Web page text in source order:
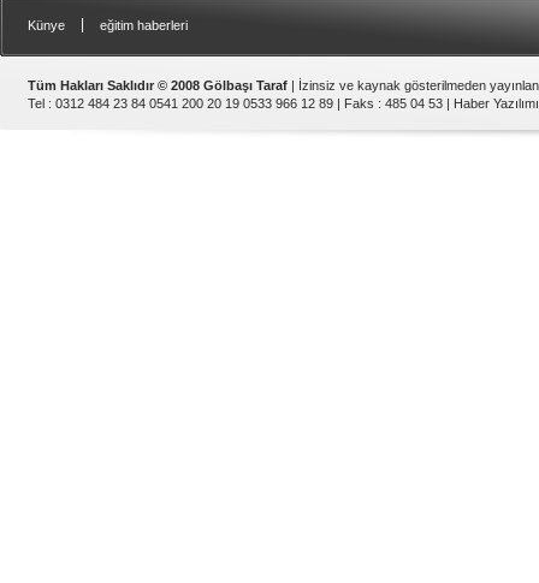
Künye | eğitim haberleri
Tüm Hakları Saklıdır © 2008 Gölbaşı Taraf | İzinsiz ve kaynak gösterilmeden
Tel : 0312 484 23 84 0541 200 20 19 0533 966 12 89 | Faks : 485 04 53 | Haber Yazılımı